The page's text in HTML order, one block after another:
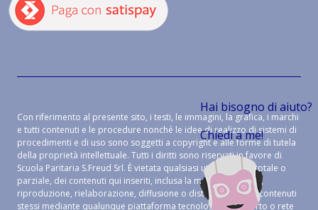
Hai bisogno di aiuto?
Chiedi a me!
Con riferimento al presente sito, i testi, le immagini, la grafica, i marchi
e tutti contenuti e le procedure nonché le idee di realizzo di sistemi di
procedimenti e di uso sono soggetti a copyright e alle forme di tutela
della proprietà intellettuale. Tutti i diritti sono riservati in favore di
Scuola Paritaria S.Freud Srl. È vietata qualsiasi utilizzazione, totale o
parziale, dei contenuti qui inseriti, inclusa la memorizzazione,
riproduzione, rielaborazione, diffusione o distribuzione dei contenuti
stessi mediante qualunque piattaforma tecnologica, supporto o rete